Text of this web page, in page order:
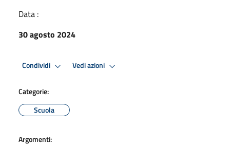
Data :
30 agosto 2024
Condividi Vedi azioni
Categorie:
Scuola
Argomenti: